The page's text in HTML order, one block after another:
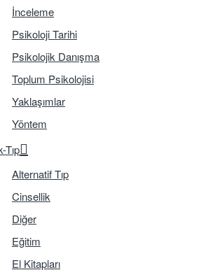
İnceleme
Psikoloji Tarihi
Psikolojik Danışma
Toplum Psikolojisi
Yaklaşımlar
Yöntem
Tıp
Alternatif Tıp
Cinsellik
Diğer
Eğitim
El Kitapları